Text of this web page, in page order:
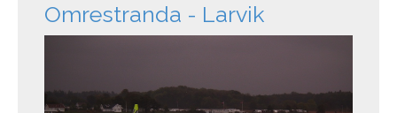
Omrestranda - Larvik